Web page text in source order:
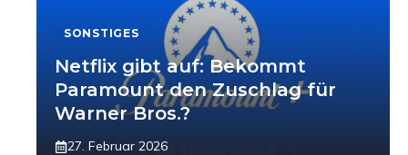
SONSTIGES
Netflix gibt auf: Bekommt
Paramount den Zuschlag für
Warner Bros.?
27. Februar 2026